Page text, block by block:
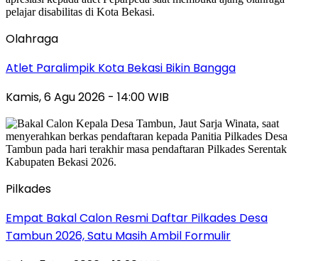
Olahraga
Atlet Paralimpik Kota Bekasi Bikin Bangga
Kamis, 6 Agu 2026 - 14:00 WIB
Pilkades
Empat Bakal Calon Resmi Daftar Pilkades Desa
Tambun 2026, Satu Masih Ambil Formulir